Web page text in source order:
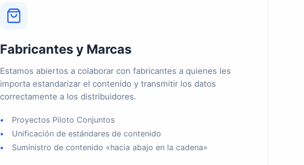
Fabricantes y Marcas
Estamos abiertos a colaborar con fabricantes a quienes les
importa estandarizar el contenido y transmitir los datos
correctamente a los distribuidores.
Proyectos Piloto Conjuntos
Unificación de estándares de contenido
Suministro de contenido «hacia abajo en la cadena»